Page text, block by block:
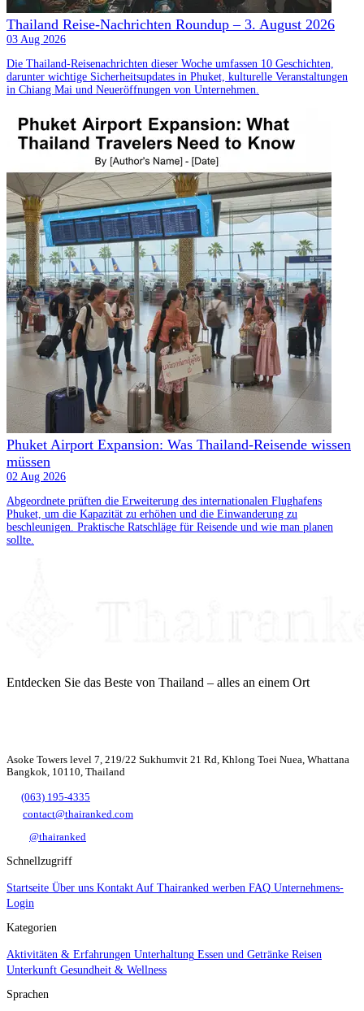
Thailand Reise-Nachrichten Roundup – 3. August 2026
03 Aug 2026
Die Thailand-Reisenachrichten dieser Woche umfassen 10 Geschichten,
darunter wichtige Sicherheitsupdates in Phuket, kulturelle Veranstaltungen
in Chiang Mai und Neueröffnungen von Unternehmen.
Phuket Airport Expansion: Was Thailand-Reisende wissen
müssen
02 Aug 2026
Abgeordnete prüften die Erweiterung des internationalen Flughafens
Phuket, um die Kapazität zu erhöhen und die Einwanderung zu
beschleunigen. Praktische Ratschläge für Reisende und wie man planen
sollte.
Entdecken Sie das Beste von Thailand – alles an einem Ort
Asoke Towers level 7, 219/22 Sukhumvit 21 Rd, Khlong Toei Nuea, Whattana
Bangkok, 10110, Thailand
(063) 195-4335
contact@thairanked.com
@thairanked
Schnellzugriff
Startseite Über uns Kontakt Auf Thairanked werben FAQ Unternehmens-
Login
Kategorien
Aktivitäten & Erfahrungen Unterhaltung Essen und Getränke Reisen
Unterkunft Gesundheit & Wellness
Sprachen